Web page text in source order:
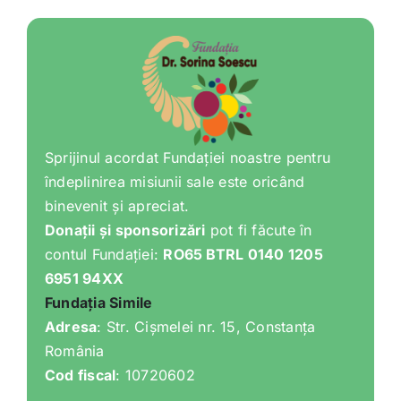
Tratamente naturale
Iubim fructele
Sprijinul acordat Fundației noastre pentru
îndeplinirea misiunii sale este oricând
binevenit și apreciat.
Donații și sponsorizări pot fi făcute în
contul Fundației: RO65 BTRL 0140 1205
6951 94XX
Fundația Simile
Adresa: Str. Cișmelei nr. 15, Constanța
România
Cod fiscal: 10720602